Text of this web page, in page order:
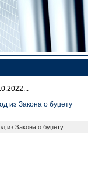
из Закона о буџету
из Закона о буџету